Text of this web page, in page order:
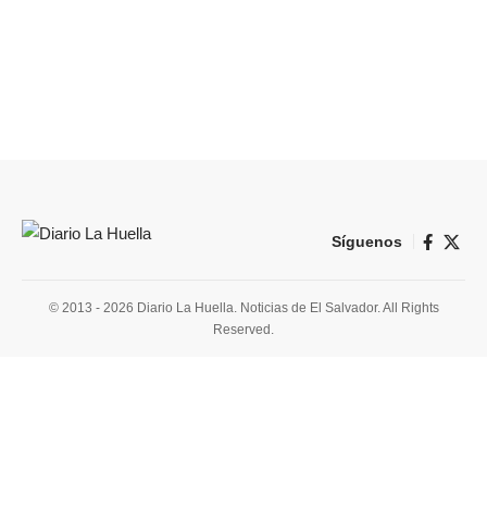
Síguenos
© 2013 - 2026 Diario La Huella. Noticias de El Salvador. All Rights
Reserved.